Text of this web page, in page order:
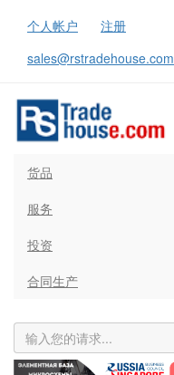
个人帐户
注册
sales@rstradehouse.com
货品
服务
投资
合同生产